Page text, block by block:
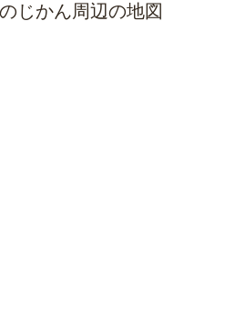
じかん周辺の地図